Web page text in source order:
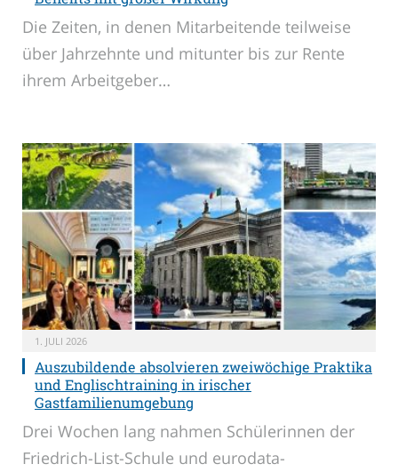
Die Zeiten, in denen Mitarbeitende teilweise
über Jahrzehnte und mitunter bis zur Rente
ihrem Arbeitgeber…
1. JULI 2026
Auszubildende absolvieren zweiwöchige Praktika
und Englischtraining in irischer
Gastfamilienumgebung
Drei Wochen lang nahmen Schülerinnen der
Friedrich-List-Schule und eurodata-